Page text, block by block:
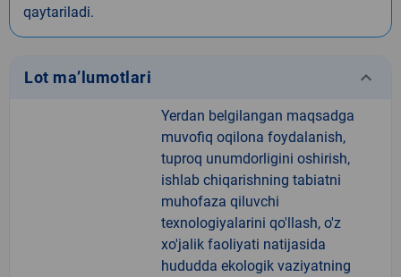
qaytariladi.
Lot ma’lumotlari keyboard_arrow_down
Yerdan belgilangan maqsadga
muvofiq oqilona foydalanish,
tuproq unumdorligini oshirish,
ishlab chiqarishning tabiatni
muhofaza qiluvchi
texnologiyalarini qo'llash, o'z
xo'jalik faoliyati natijasida
hududda ekologik vaziyatning